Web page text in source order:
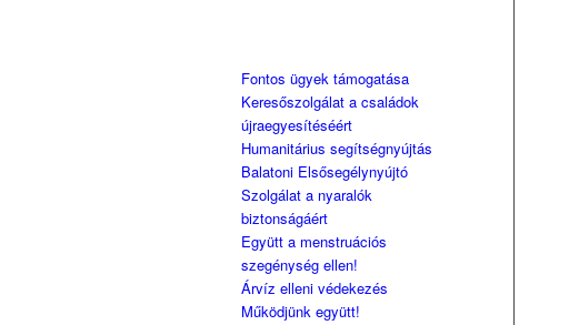
Fontos ügyek támogatása
Keresőszolgálat a családok
újraegyesítéséért
Humanitárius segítségnyújtás
Balatoni Elsősegélynyújtó
Szolgálat a nyaralók
biztonságáért
Együtt a menstruációs
szegénység ellen!
Árvíz elleni védekezés
Működjünk együtt!